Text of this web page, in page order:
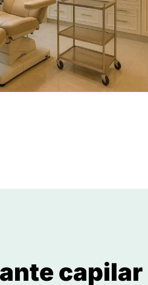
capilar